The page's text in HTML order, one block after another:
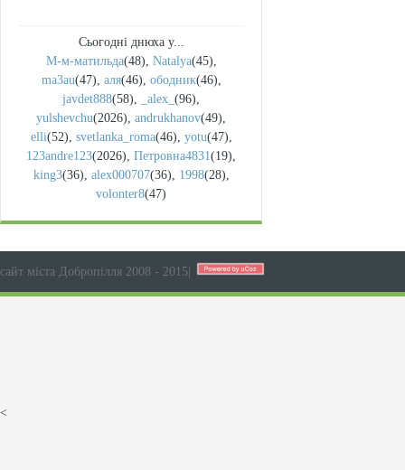
Сьогодні днюха у...
М-м-матильда(48), Natalya(45),
ma3au(47), аля(46), ободник(46),
javdet888(58), _alex_ (96),
yulshevchu(2026), andrukhanov(49),
elli(52), svetlanka_roma(46), yotu(47),
123andre123(2026), Петровна4831(19),
king3(36), alex000707(36), 1998(28),
volonter8(47)
сайт міста Добропілля 2008 - 2015
<